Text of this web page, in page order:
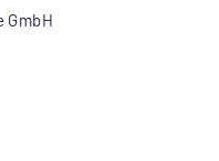
GmbH